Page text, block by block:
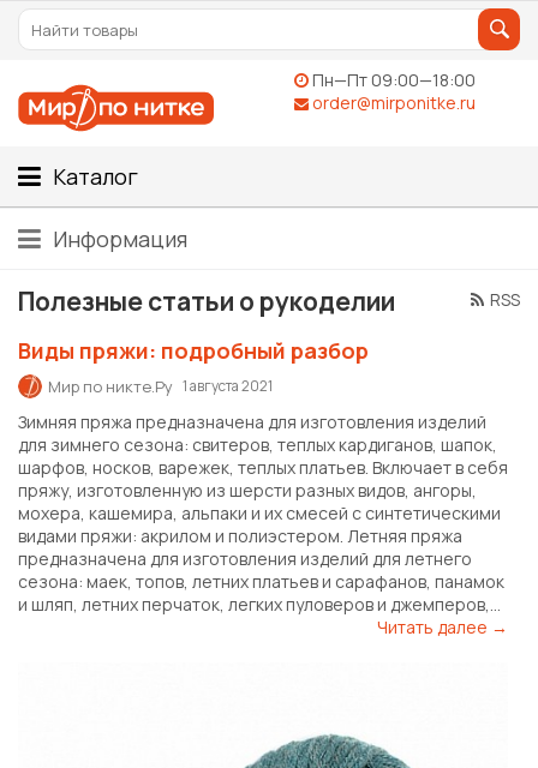
Пн—Пт 09:00—18:00
order@mirponitke.ru
Каталог
Информация
RSS
Полезные статьи о рукоделии
Виды пряжи: подробный разбор
Мир по никте.Ру 1 августа 2021
Зимняя пряжа предназначена для изготовления изделий
для зимнего сезона: свитеров, теплых кардиганов, шапок,
шарфов, носков, варежек, теплых платьев. Включает в себя
пряжу, изготовленную из шерсти разных видов, ангоры,
мохера, кашемира, альпаки и их смесей с синтетическими
видами пряжи: акрилом и полиэстером. Летняя пряжа
предназначена для изготовления изделий для летнего
сезона: маек, топов, летних платьев и сарафанов, панамок
и шляп, летних перчаток, легких пуловеров и джемперов,...
Читать далее →